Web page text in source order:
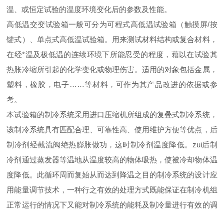
温、或恒定试验的温度环境变化后的参数及性能。
高低温交变试验箱一般可分为可程式高低温试验箱（触摸屏/按
键式）、单点式高低温试验箱。用来测试材料结构或复合材料，
在经*温及极低温的连续环境下所能忍受的程度，藉以在试验其
热胀冷缩所引起的化学变化或物理伤害。适用的对象包括金属，
塑料，橡胶，电子……等材料，可作为其产品改进的依据或参
考。
本试验箱的制冷系统采用进口压缩机所组成的复叠式制冷系统，
该制冷系统具有匹配合理、可靠性高、使用维护方便等优点，后
制冷剂经截流阀绝热膨胀做功，这时制冷剂温度降低。zui后制
冷剂通过蒸发器等温地从温度较高的物体吸热，使被冷却物体温
度降低。此循环周而复始从而达到降温之目的制冷系统的设计应
用能量调节技术，一种行之有效的处理方式既能保证在制冷机组
正常运行的情况下又能对制冷系统的能耗及制冷量进行有效的调